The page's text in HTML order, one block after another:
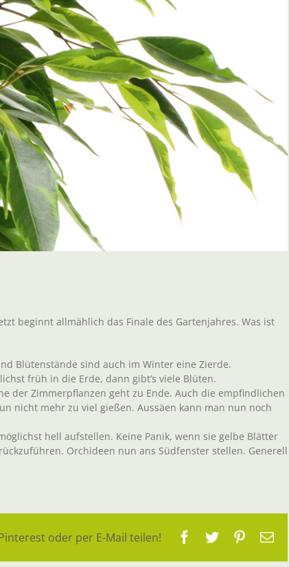
beginnt allmählich das Finale des Gartenjahres. Was ist
Blütenstände sind auch im Winter eine Zierde.
früh in die Erde, dann gibt’s viele Blüten.
der Zimmerpflanzen geht zu Ende. Auch die empfindlichen
nicht mehr zu viel gießen. Aussäen kann man nun noch
hell aufstellen. Keine Panik, wenn sie gelbe Blätter
Orchideen nun ans Südfenster stellen. Generell
oder per E-Mail teilen! Facebook
TwitterPinterest
E-